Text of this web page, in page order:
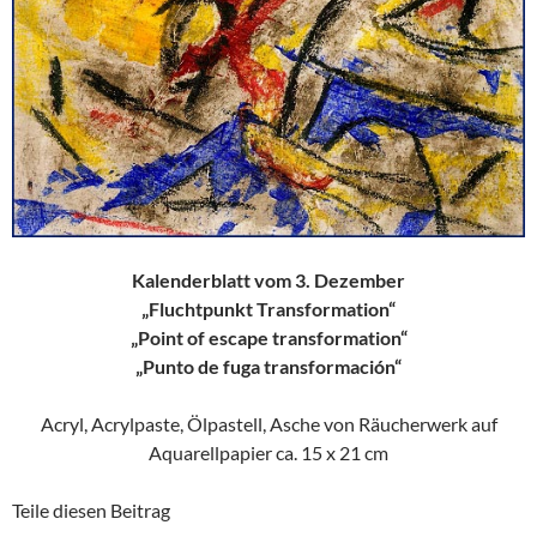
Kalenderblatt vom 3. Dezember
„Fluchtpunkt Transformation“
„Point of escape transformation“
„Punto de fuga transformación“
Acryl, Acrylpaste, Ölpastell, Asche von Räucherwerk auf
Aquarellpapier ca. 15 x 21 cm
Teile diesen Beitrag